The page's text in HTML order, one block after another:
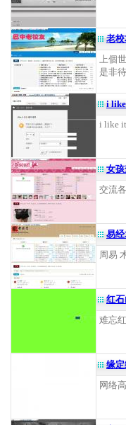
老
上個
是非
i
i like
女孩
交流
易经
周易
红
难忘
缘定
网络